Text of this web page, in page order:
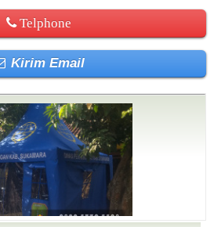
Telphone
Kirim Email